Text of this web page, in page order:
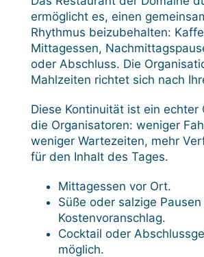
ermöglicht es, einen
Rhythmus beizubehalten:
Mittagessen,
oder Abschluss. Die
Mahlzeiten richtet sich nach
Diese Kontinuität ist ein echter
die Organisatoren: weniger
weniger Wartezeiten, mehr
für den Inhalt des Tages.
Mittagessen vor Ort.
Süße oder salzige Pausen
Kostenvoranschlag.
Cocktail oder
möglich.